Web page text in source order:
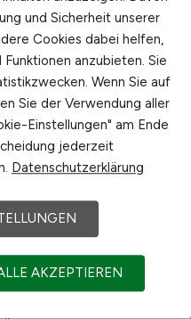
bei der Jobsuche
erleichtert es,
zu finden und
miteinander zu
sorgt dafür, dass
erfassbar sind.
prüfen, welche
und ihren
und Sicherheit unserer
Cookies dabei helfen,
anzubieten. Sie
Wenn Sie auf
Sie der Verwendung aller
Einstellungen" am Ende
jederzeit
Datenschutzerklärung
AKZEPTIEREN